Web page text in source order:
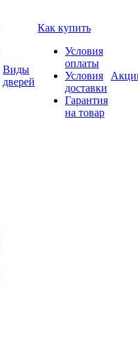
Виды
дверей
Как купить
Условия
оплаты
Условия
доставки
Гарантия
на товар